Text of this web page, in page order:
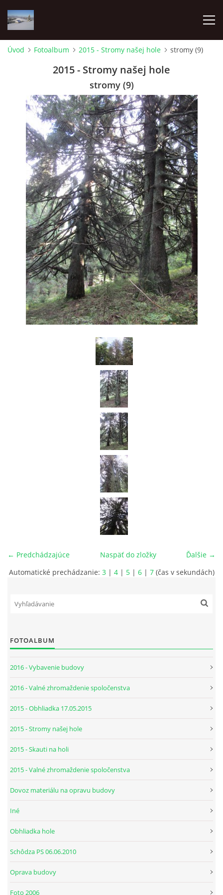
FOTOALBUM
PRE ČLENOV
Pozemkové spoločenstvo Lesnianska hoľa
Pribišská 4
029 57 Oravská Lesná
+421908926336, +421918975978
lesnianskahola@outlook.sk
© 2026 eStránky.sk
Úvod Fotoalbum 2015 - Stromy našej hole stromy (9)
2015 - Stromy našej hole
stromy (9)
← Predchádzajúce Ďalšie →
Naspäť do zložky
Automatické prechádzanie: 3| 4| 5| 6| 7(čas v sekundách)
FOTOALBUM
2016 - Vybavenie budovy
2016 - Valné zhromaždenie spoločenstva
2015 - Obhliadka 17.05.2015
2015 - Stromy našej hole
2015 - Skauti na holi
2015 - Valné zhromaždenie spoločenstva
Dovoz materiálu na opravu budovy
Iné
Obhliadka hole
Schôdza PS 06.06.2010
Oprava budovy
Foto 2006